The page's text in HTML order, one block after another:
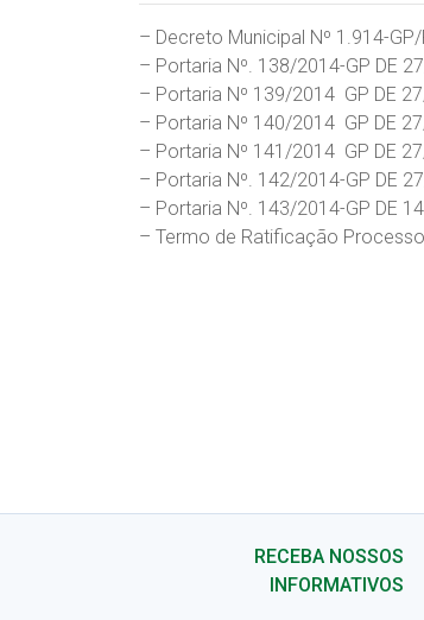
– Decreto Municipal Nº 1.914-
– Portaria Nº. 138/2014-GP DE
– Portaria Nº 139/2014  GP DE
– Portaria Nº 140/2014  GP DE
– Portaria Nº 141/2014  GP DE
– Portaria Nº. 142/2014-GP DE
– Portaria Nº. 143/2014-GP DE
– Termo de Ratificação
RECEBA NOSSOS
INFORMATIVOS